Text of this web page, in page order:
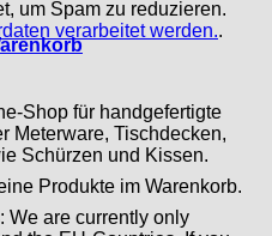
Produkte im Warenkorb.
um Spam zu reduzieren.
verarbeitet werden..
Shop für handgefertigte
Meterware, Tischdecken,
Schürzen und Kissen.
We are currently only